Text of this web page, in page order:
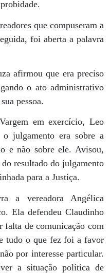
que compuseram a
foi aberta a palavra
afirmou que era preciso
o ato administrativo
pessoa.
em exercício, Leo
o julgamento era sobre a
e não sobre ele. Avisou,
resultado do julgamento
para a Justiça.
a vereadora Angélica
Ela defendeu Claudinho
falta de comunicação com
tudo o que fez foi a favor
por interesse particular.
a situação política de